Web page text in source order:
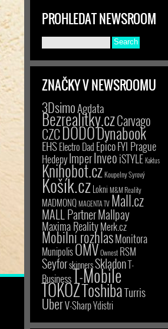
PROHLEDAT NEWSROOM
ZNAČKY V NEWSROOMU
3DsimoAgdata
Bezrealitky.czCarvago
CZCDODODynabook
EHSElectro Dad EpicoFYI Prague
HedepyImperInveoiSTYLEKaktus
Knihobot.czKoupelny Syrový
Košík.czLokni M&M Reality
MADMONQMAGENTA TV Mall.cz
MALL PartnerMallpay
Maxima RealityMerk.cz
Mobilní rozhlasMonitora
MunipolisOMVOwnest RSM
SeyforskinnersSkladonT-
BusinessT-Mobile
TOKOZToshibaTurris
UberV-SharpYdistri